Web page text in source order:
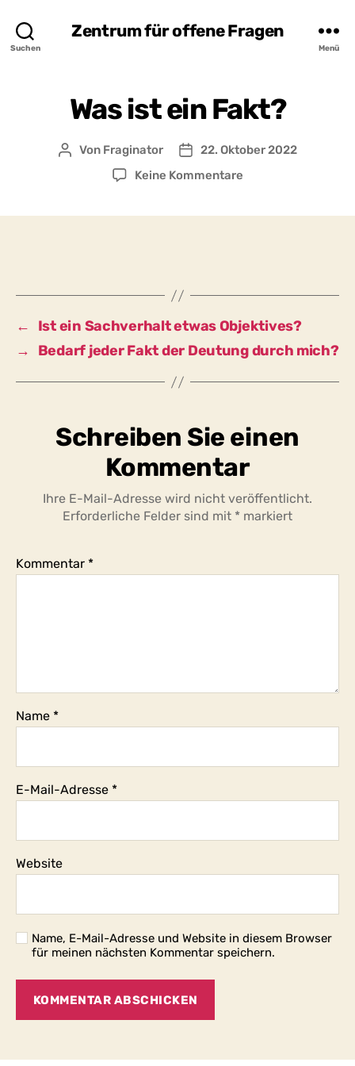
Suchen
Zentrum für offene Fragen
Menü
Was ist ein Fakt?
Beitragsautor
Von Fraginator Beitragsdatum
22. Oktober 2022
Keine Kommentarezu
←
Ist ein Sachverhalt etwas Objektives?
→
Bedarf jeder Fakt der Deutung durch mich?
Schreiben Sie einen
Kommentar
Ihre E-Mail-Adresse wird nicht veröffentlicht.
Erforderliche Felder sind mit * markiert
Kommentar *
Name *
E-Mail-Adresse *
Website
Name, E-Mail-Adresse und Website in diesem Browser
für meinen nächsten Kommentar speichern.